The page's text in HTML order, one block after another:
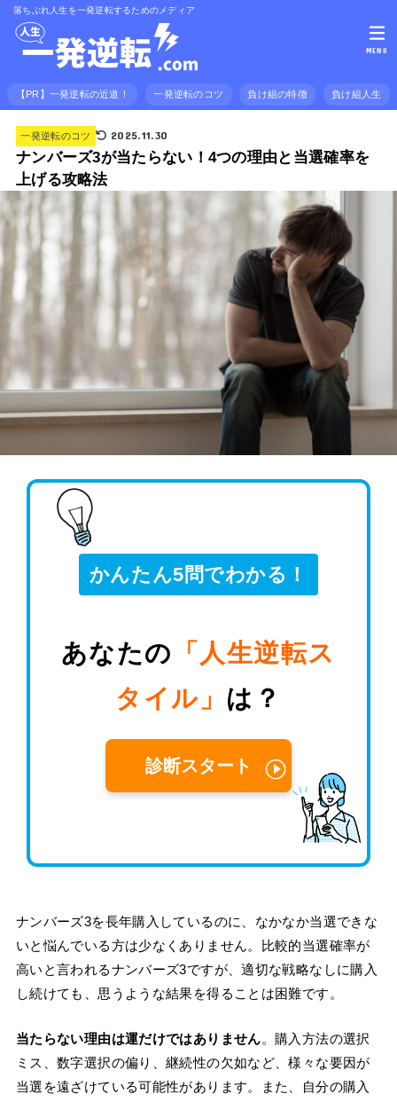
落ちぶれ人生を一発逆転するためのメディア
【PR】一発逆転の近道！ 一発逆転のコツ 負け組の特徴 負け組人生
MENU
一発逆転のコツ 2025.11.30
ナンバーズ3が当たらない！4つの理由と当選確率を
上げる攻略法
かんたん5問でわかる！
あなたの 「人生逆転ス
タイル」 は？
診断スタート
ナンバーズ3を長年購入しているのに、なかなか当選できな
いと悩んでいる方は少なくありません。比較的当選確率が
高いと言われるナンバーズ3ですが、適切な戦略なしに購入
し続けても、思うような結果を得ることは困難です。
当たらない理由は運だけではありません。購入方法の選択
ミス、数字選択の偏り、継続性の欠如など、様々な要因が
当選を遠ざけている可能性があります。また、自分の購入